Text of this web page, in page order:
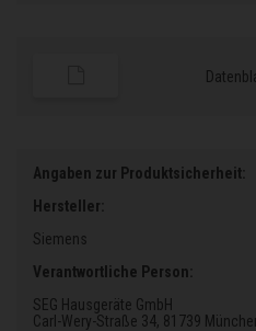
Angaben zur Produktsicherheit:
Hersteller:
Siemens
Verantwortliche Person:
SEG Hausgeräte GmbH
Carl-Wery-Straße 34, 81739